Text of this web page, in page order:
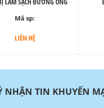
LÀM SẠCH ĐƯỜNG ỐNG
Mã sp:
LIÊN HỆ
NHẬN TIN KHUYẾN